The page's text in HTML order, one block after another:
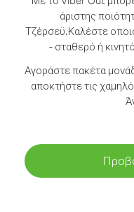
άριστης
Τζέρσεϋ.Καλέστε
- σταθερό ή
Αγοράστε πακέτα
αποκτήστε τις